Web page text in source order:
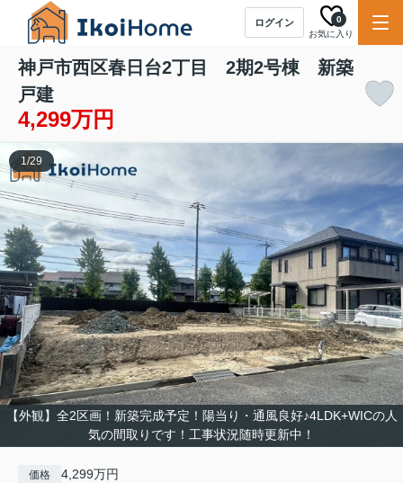
ログイン
お気に入り
0
神戸市西区春日台2丁目 2期2号棟 新築
戸建
4,299万円
【外観】全2区画！新築完成予定！陽当り・通風良好♪4LDK+WICの人
気の間取りです！工事状況随時更新中！
1/29
価格 4,299万円